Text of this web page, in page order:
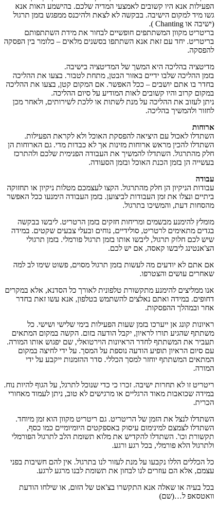
הפעילות אנא היו קשובים לאמצעי המדיה שלכם. בהישמע האות אנא
גשו מיד למקום הישיבה. בבקשה לא לצאת ולהיכנס ממפגש בזמן תרגול
(ישיבה או Chanting ).
בריטריט מקוון המשתתפים חופשיים לבחור את מידת השתתפותם
בריטריט. יחד עם זאת אנא השתתפו בסשנים מלאים – כלומר בין הפסקה
להפסקה.
מדיטציה בהליכה היא המשך של המדיטציה בישיבה.
בזמן ההליכה שלבו ידיים באזור הבטן, מתחת לטבור. בצעו את ההליכה
בחדר בו אתם יושבים – ככל האפשר. אם המקום קטן, בצעו את ההליכה
במקום קרוב והיו קשובים לאות המודיע על סיום ההליכה.
ניתן לעזוב את ההליכה על מנת לשתות או ללכת לשירותים, ולאחר מכן
לחזור ולהמשיך בהליכה.
ארוחות
השתדלו לאכול עם היציאה להפסקת האוכל ולא לקראת הפעילות.
השתדלו להכין מראש ארוחות מזינות אך לא כבדות מדי. גם הארוחות הן
חלק מהתרגול. השתדלו להמשיך את העבודה הפנימית שלכם ולהתרכז
בעשייה הן בזמן הכנת האוכל ובזמן הסעודה.
עבודה
עבודות הניקיון הן חלק מהתרגול. הקצו לעצמכם מטלות ניקיון או תחזוקה
ביתיים ונצלו את זמן העבודות לביצוען. בזמן העבודה הימנעו ככל האפשר
מהסחות דעת, והמשיכו בתרגול.
מומלץ להימנע מבשמים ומריחות חזקים בזמן הרטריט. ליבשו בבקשה
בגדים מתאימים לרטריט, סולידיים, נוחים ובעלי צבעים שקטים. במידה
שיש לכם חלוק תרגול, ליבשו אותו בזמן תרגול פורמלי. בזמן תרגולי
הצ'אנטינג ליבשו קאסה, אם יש לכם.
אם אתם לא יודעים מה לעשות בזמן תרגול מסוים, פשוט שימו לב למה
שאחרים עושים והצטרפו.
אנו ממליצים להימנע מתקשורת טלפונית לאורך כל הסדנא, אלא במקרים
דחופים. במידה ואתם נאלצים להשתמש בטלפון, אנא עשו זאת בחדר
אחר ובמהלך ההפסקות.
ראיונות קונג אן ייערכו בזמן שעות הפעילות בימי שלישי ושישי. כל
משתתף שהגיע תורו לראיון, יקבל הודעה בזום. הקשה במקום המתאים
תעביר את המשתתף לחדר הראיונות הוירטואלי, שם יפגוש אותו המורה.
עם סיום הראיון תופיע הודעה נוספת על המסך. על ידי לחיצה במקום
המתאים המשתתף יוחזר למסך הכללי. סדר ההזמנות ייקבע על ידי
המורה.
ריטריט זו לא תחרות ישיבה. זכרו כי כדי שנוכל לתרגל, על הגוף להיות נוח.
במידה שכואבות מאוד הרגליים או מרגישים לא טוב, ניתן לעמוד מאחורי
הכרית.
השתדלו לנצל את הזמן של הריטריט. גם ריטריט מקוון הוא זמן מיוחד.
השתדלו לצמצם למינימום עיסוק באספקטים היומיומיים כמו כסף,
תקשורת וכו'. השתדלו להקדיש את מלוא תשומת הלב לתרגול הפורמלי
ולתרגול הלא פורמלי, בכל רגע ורגע.
כל הכללים הללו נקבעו על מנת לעזור לנו בתרגול. אין להם חשיבות בפני
עצמם, אלא הם עוזרים לנו לבחון את תשומת לבנו מרגע לרגע.
בכל בעיה או שאלה אנא התקשרו בצ'אט של הזום, או שילחו הודעת
וואטסאפ ל…(שם)